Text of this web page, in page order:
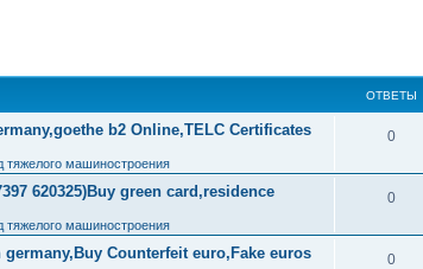
ОТВЕТЫ
b2 Online,TELC Certificates
машиностроения
0
620325)Buy green card,residence
машиностроения
0
Counterfeit euro,Fake euros
0